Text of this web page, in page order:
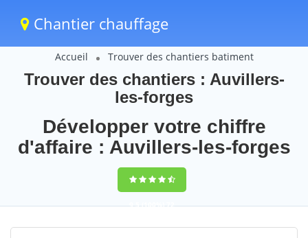
Chantier chauffage
Accueil Trouver des chantiers batiment
Trouver des chantiers : Auvillers-
les-forges
Développer votre chiffre
d'affaire : Auvillers-les-forges
9,5(100%)72
votes